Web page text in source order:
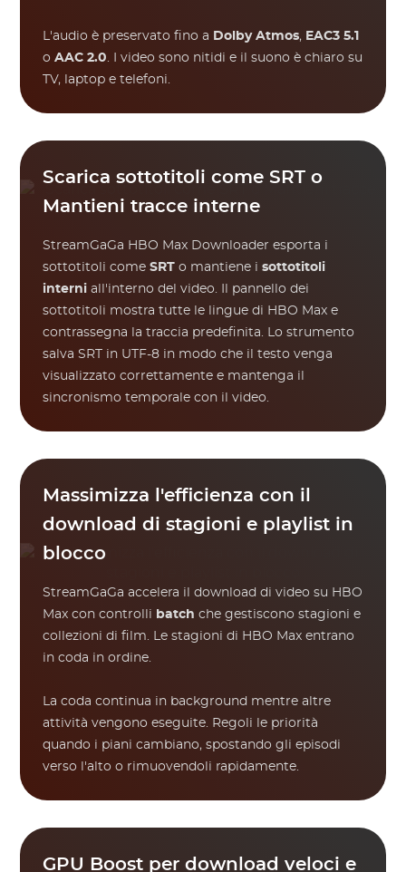
L'audio è preservato fino a Dolby Atmos, EAC3 5.1
oAAC 2.0. I video sono nitidi e il suono è chiaro su
TV, laptop e telefoni.
Scarica sottotitoli come SRT o
Mantieni tracce interne
StreamGaGa HBO Max Downloader esporta i
sottotitoli comeSRT o mantiene isottotitoli
interni all'interno del video. Il pannello dei
sottotitoli mostra tutte le lingue di HBO Max e
contrassegna la traccia predefinita. Lo strumento
salva SRT in UTF-8 in modo che il testo venga
visualizzato correttamente e mantenga il
sincronismo temporale con il video.
Massimizza l'efficienza con il
download di stagioni e playlist in
blocco
StreamGaGa accelera il download di video su HBO
Max con controlli batch che gestiscono stagioni e
collezioni di film. Le stagioni di HBO Max entrano
in coda in ordine.
La coda continua in background mentre altre
attività vengono eseguite. Regoli le priorità
quando i piani cambiano, spostando gli episodi
verso l'alto o rimuovendoli rapidamente.
GPU Boost per download veloci e